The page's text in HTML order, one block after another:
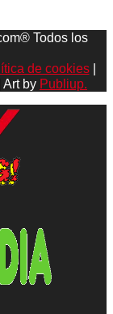
Todos los
de cookies|
| Art by Publiup.